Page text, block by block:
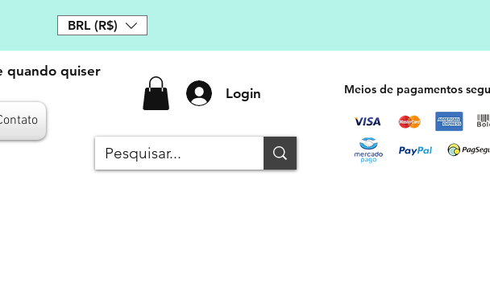
BRL (R$)
quando quiser
Login Meios de pagamentos